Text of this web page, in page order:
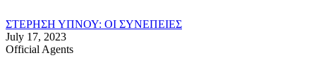
ΣΤΕΡΗΣΗ ΥΠΝΟΥ: ΟΙ ΣΥΝΕΠΕΙΕΣ
July 17, 2023
Official Agents